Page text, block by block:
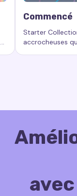
effets de
Commencé
Starter
accrocheuses